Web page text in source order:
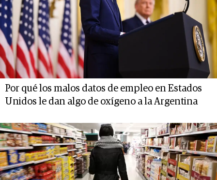
Por qué los malos datos de empleo en Estados
Unidos le dan algo de oxígeno a la Argentina